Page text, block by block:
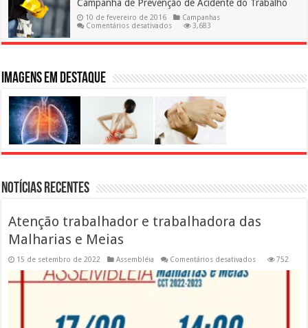
LER
DORT
Campanha de Prevenção de Acidente do Trabalho
10 de fevereiro de 2016
Campanhas
Comentários desativadosem
de
do
Trabalho
3,683
Imagens em destaque
Notícias Recentes
Atenção trabalhador e trabalhadora das
Malharias e Meias
15 de setembro de 2022 Assembléia Comentários desativadosem
752